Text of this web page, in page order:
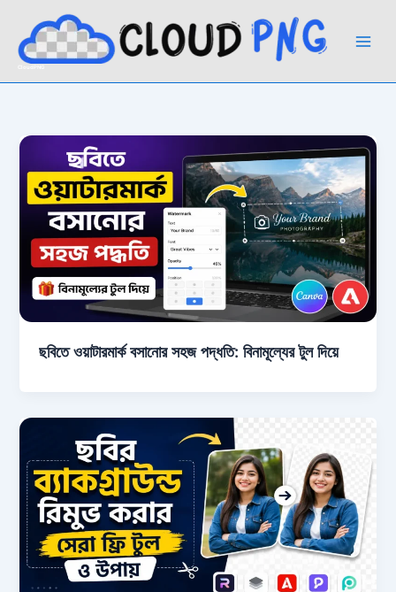
content
ছবিতে ওয়াটারমার্ক বসানোর সহজ পদ্ধতি: বিনামূল্যের টুল দিয়ে